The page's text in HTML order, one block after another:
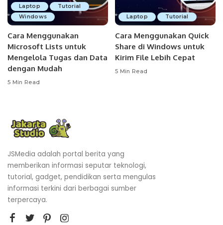
Laptop
Tutorial
Windows
Cara Menggunakan
Microsoft Lists untuk
Mengelola Tugas dan Data
dengan Mudah
5 Min Read
Laptop Tutorial
Cara Menggunakan Quick
Share di Windows untuk
Kirim File Lebih Cepat
5 Min Read
JSMedia adalah portal berita yang
memberikan informasi seputar teknologi,
tutorial, gadget, pendidikan serta mengulas
informasi terkini dari berbagai sumber
terpercaya.